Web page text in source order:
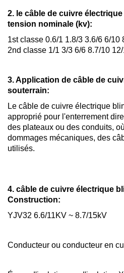
2. le câble de cuivre
tension nominale (kv):
1st classe 0.6/1 1.8/3 3.6/6 6/10
2nd classe 1/1 3/3 6/6 8.7/10
3. Application de câble de
souterrain:
Le câble de cuivre électrique
approprié pour l'enterrement
des plateaux ou des conduits,
dommages mécaniques, des
utilisés.
4. câble de cuivre électrique
Construction:
YJV32 6.6/11KV ~ 8.7/15kV
Conducteur ou conducteur en